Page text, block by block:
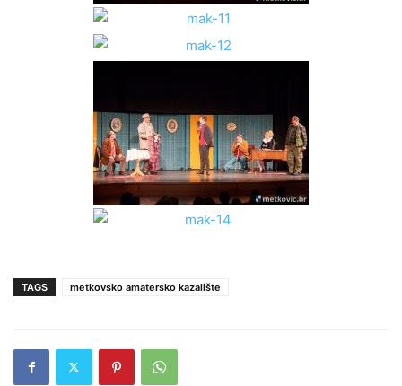
TAGS metkovsko amatersko kazalište